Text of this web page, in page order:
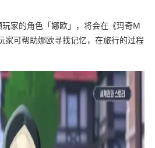
家的角色「娜欧」，将会在《玛奇M
可帮助娜欧寻找记忆，在旅行的过程